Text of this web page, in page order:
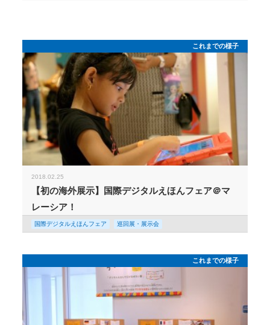
これまでの様子
2018.02.25
【初の海外展示】国際デジタルえほんフェア＠マ
レーシア！
国際デジタルえほんフェア 巡回展・展示会
これまでの様子